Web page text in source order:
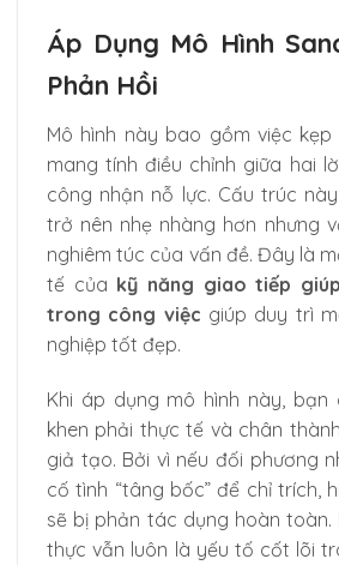
Áp Dụng Mô Hình
Phản Hồi
Mô hình này bao gồm việc
mang tính điều chỉnh giữa hai
công nhận nỗ lực. Cấu trúc
trở nên nhẹ nhàng hơn nhưng
nghiêm túc của vấn đề. Đây là
tế của kỹ năng giao tiếp
trong công việc giúp duy trì
nghiệp tốt đẹp.
Khi áp dụng mô hình này,
khen phải thực tế và chân
giả tạo. Bởi vì nếu đối phương
cố tình “tâng bốc” để chỉ trích,
sẽ bị phản tác dụng hoàn toàn.
thực vẫn luôn là yếu tố cốt lõi